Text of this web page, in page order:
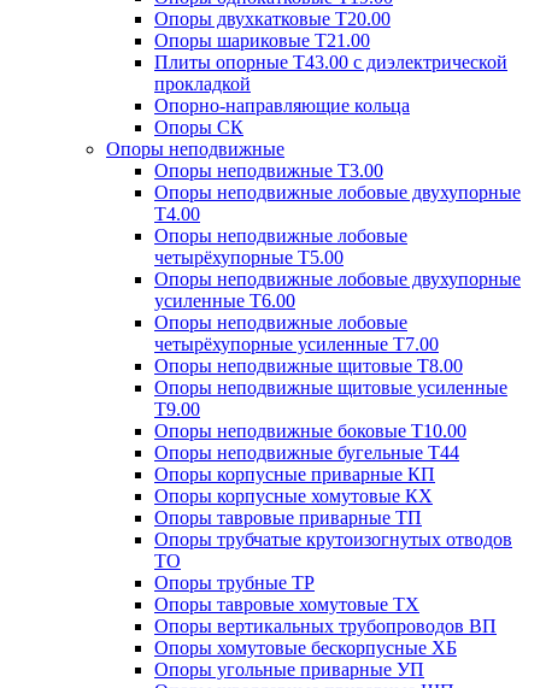
Опоры двухкатковые Т20.00
Опоры шариковые Т21.00
Плиты опорные Т43.00 с диэлектрической
прокладкой
Опорно-направляющие кольца
Опоры СК
Опоры неподвижные
Опоры неподвижные Т3.00
Опоры неподвижные лобовые двухупорные
Т4.00
Опоры неподвижные лобовые
четырёхупорные Т5.00
Опоры неподвижные лобовые двухупорные
усиленные Т6.00
Опоры неподвижные лобовые
четырёхупорные усиленные Т7.00
Опоры неподвижные щитовые Т8.00
Опоры неподвижные щитовые усиленные
Т9.00
Опоры неподвижные боковые Т10.00
Опоры неподвижные бугельные Т44
Опоры корпусные приварные КП
Опоры корпусные хомутовые КХ
Опоры тавровые приварные ТП
Опоры трубчатые крутоизогнутых отводов
ТО
Опоры трубные ТР
Опоры тавровые хомутовые ТХ
Опоры вертикальных трубопроводов ВП
Опоры хомутовые бескорпусные ХБ
Опоры угольные приварные УП